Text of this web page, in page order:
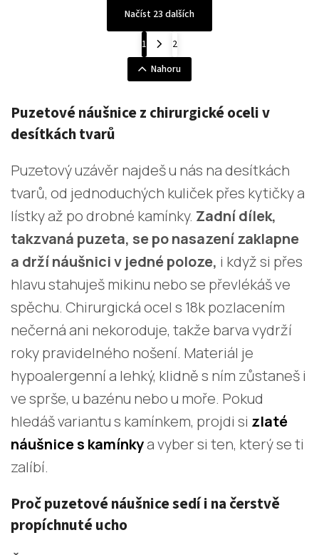
Načíst 23 dalších
1
2
Nahoru
Puzetové náušnice z chirurgické oceli v
desítkách tvarů
Puzetový uzávěr najdeš u nás na desítkách
tvarů, od jednoduchých kuliček přes kytičky a
lístky až po drobné kamínky. Zadní dílek,
takzvaná puzeta, se po nasazení zaklapne
a drží náušnici v jedné poloze, i když si přes
hlavu stahuješ mikinu nebo se převlékáš ve
spěchu. Chirurgická ocel s 18k pozlacením
nečerná ani nekoroduje, takže barva vydrží
roky pravidelného nošení. Materiál je
hypoalergenní a lehký, klidně s ním zůstaneš i
ve sprše, u bazénu nebo u moře. Pokud
hledáš variantu s kamínkem, projdi si zlaté
náušnice s kamínkya vyber si ten, který se ti
zalíbí.
Proč puzetové náušnice sedí i na čerstvě
propíchnuté ucho